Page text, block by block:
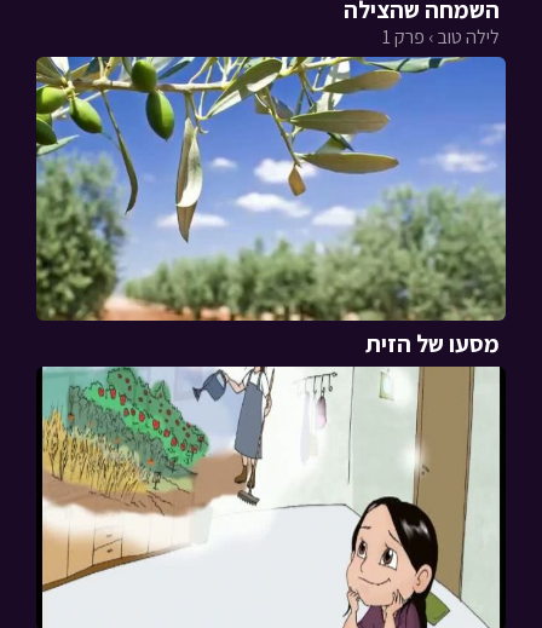
השמחה שהצילה
לילה טוב › פרק 1
מסעו של הזית